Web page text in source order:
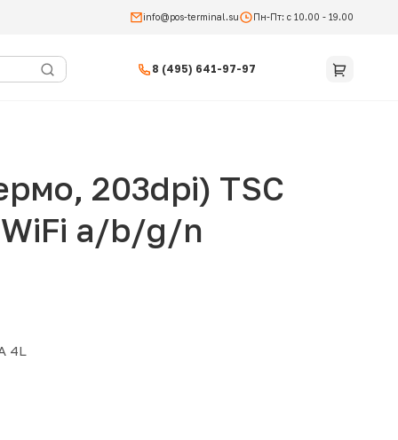
info@pos-terminal.su Пн-Пт: с 10.00 - 19.00
8 (495) 641-97-97
203dpi) TSC
WiFi a/b/g/n
4L